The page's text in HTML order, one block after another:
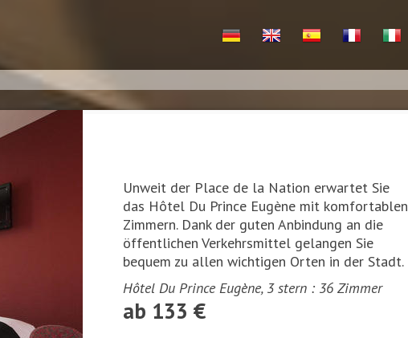
Unweit der Place de la Nation erwartet Sie
das Hôtel Du Prince Eugène mit komfortablen
Zimmern. Dank der guten Anbindung an die
öffentlichen Verkehrsmittel gelangen Sie
bequem zu allen wichtigen Orten in der Stadt.
Hôtel Du Prince Eugène, 3 stern : 36 Zimmer
ab 133 €